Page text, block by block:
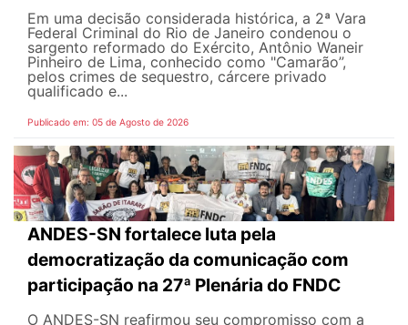
Em uma decisão considerada histórica, a 2ª Vara
Federal Criminal do Rio de Janeiro condenou o
sargento reformado do Exército, Antônio Waneir
Pinheiro de Lima, conhecido como "Camarão”,
pelos crimes de sequestro, cárcere privado
qualificado e...
Publicado em: 05 de Agosto de 2026
ANDES-SN fortalece luta pela
democratização da comunicação com
participação na 27ª Plenária do FNDC
O ANDES-SN reafirmou seu compromisso com a